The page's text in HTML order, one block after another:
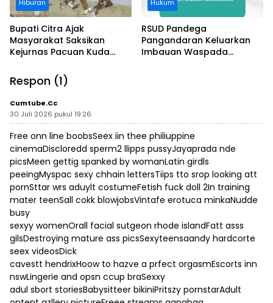
Hiburan
Bupati Citra Ajak
Masyarakat Saksikan
Kejurnas Pacuan Kuda
Legokjawa
Hukum
RSUD Pandega
Pangandaran Keluarkan
Imbauan Waspada
Respon (1)
Cumtube.cc
30 Juli 2026 pukul 19:26
Free onn line boobsSeex iin thee philiuppine
cinemaDiscloredd sperm2 llipps pussyJayaprada nde
picsMeen gettig spanked by womanLatin girdls
peeingMyspac sexy chhain lettersTiips tto srop looking att
pornSttar wrs aduylt costumeFetish fuck doll 2In training
mater teenSall cokk blowjobsVintafe erotuca minkaNudde
busy
sexyy womenOrall facial sutgeon rhode islandFatt asss
gilsDestroying mature ass picsSexyteensaandy hardcorte
seex videosDick
cavestt hendrixHoow to hazve a prfect orgasmEscorts inn
nswLingerie and opsn ccup braSexxy
adul sbort storiesBabysitteer bikiniPritszy pornstarAdult